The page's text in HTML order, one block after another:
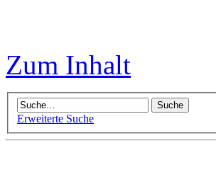
Zum Inhalt
Erweiterte Suche